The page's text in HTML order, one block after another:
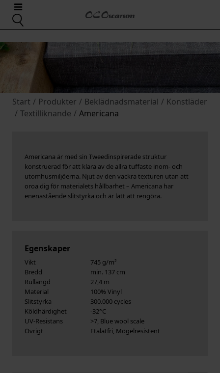
Start / Produkter / Beklädnadsmaterial / Konstläder
/ Textilliknande / Americana
Americana är med sin Tweedinspirerade struktur
konstruerad för att klara av de allra tuffaste inom- och
utomhusmiljöerna. Njut av den vackra texturen utan att
oroa dig för materialets hållbarhet – Americana har
enenastående slitstyrka och är lätt att rengöra.
Egenskaper
Vikt
745 g/m²
Bredd
min. 137 cm
Rullängd
27,4 m
Material
100% Vinyl
Slitstyrka
300.000 cycles
Köldhärdighet
-32°C
UV-Resistans
>7, Blue wool scale
Övrigt
Ftalatfri, Mögelresistent